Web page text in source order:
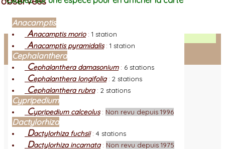
Facebook
Connexion adhérent
Anacamptis
Anacamptis morio: 1 station
Anacamptis pyramidalis: 1 station
Cephalanthera
Cephalanthera damasonium: 6 stations
Cephalanthera longifolia: 2 stations
Cephalanthera rubra: 2 stations
Cypripedium
Cypripedium calceolus: Non revu depuis 1996
Dactylorhiza
Dactylorhiza fuchsii: 4 stations
Dactylorhiza incarnata: Non revu depuis 1975